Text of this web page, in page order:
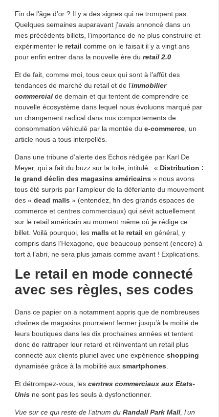
Fin de l’âge d’or ? Il y a des signes qui ne trompent pas.
Quelques semaines auparavant j’avais annoncé dans un
mes précédents billets, l’importance de ne plus construire et
expérimenter le retail comme on le faisait il y a vingt ans
pour enfin entrer dans la nouvelle ère du retail 2.0
Et de fait, comme moi, tous ceux qui sont à l’affût des
tendances de marché du retail et de l’immobilier
commercial de demain et qui tentent de comprendre ce
nouvelle écosystème dans lequel nous évoluons marqué par
un changement radical dans nos comportements de
consommation véhiculé par la montée du e-commerce , un
article nous a tous interpellés.
Dans une tribune d’alerte des Echos rédigée par Karl De
Meyer, qui a fait du buzz sur la toile, intitulé : « Distribution :
le grand déclin des magasins américains » nous avons
tous été surpris par l’ampleur de la déferlante du mouvement
des « dead malls » (entendez, fin des grands espaces de
commerce et centres commerciaux) qui sévit actuellement
sur le retail américain au moment même où je rédige ce
billet. Voilà pourquoi, les malls et le retail en général, y
compris dans l’Hexagone, que beaucoup pensent (encore) à
tort à l’abri, ne sera plus jamais comme avant ! Explications.
Le retail en mode connecté
avec ses règles, ses codes
Dans ce papier on a notamment appris que de nombreuses
chaînes de magasins pourraient fermer jusqu’à la moitié de
leurs boutiques dans les dix prochaines années et tentent
donc de rattraper leur retard et réinventant un retail plus
connecté aux clients pluriel avec une expérience shopping
dynamisée grâce à la mobilité aux smartphones
Et détrompez-vous, les centres commerciaux aux Etats-
Unis ne sont pas les seuls à dysfonctionner.
Vue sur ce qui reste de l’atrium du Randall Park Mall , l’un